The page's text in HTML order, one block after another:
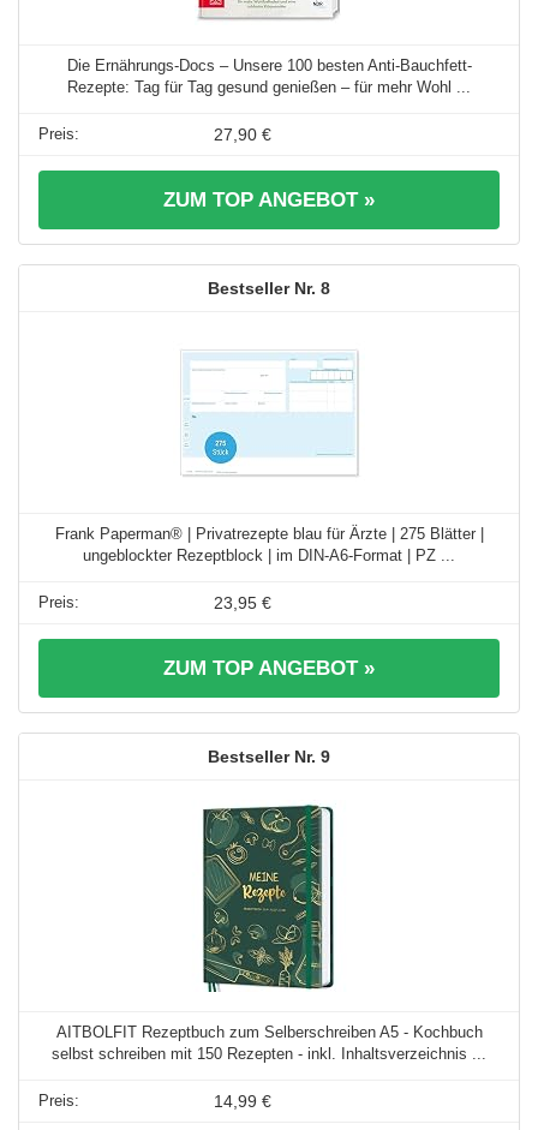
Die Ernährungs-Docs – Unsere 100 besten Anti-Bauchfett-
Rezepte: Tag für Tag gesund genießen – für mehr Wohl ...
27,90 €
ZUM TOP ANGEBOT »
8
Frank Paperman® | Privatrezepte blau für Ärzte | 275 Blätter |
ungeblockter Rezeptblock | im DIN-A6-Format | PZ ...
23,95 €
ZUM TOP ANGEBOT »
9
AITBOLFIT Rezeptbuch zum Selberschreiben A5 - Kochbuch
selbst schreiben mit 150 Rezepten - inkl. Inhaltsverzeichnis ...
14,99 €